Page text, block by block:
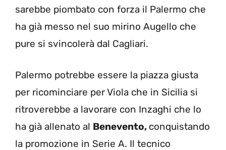
sarebbe piombato con forza il Palermo che
ha già messo nel suo mirino Augello che
pure si svincolerà dal Cagliari.
Palermo potrebbe essere la piazza giusta
per ricominciare per Viola che in Sicilia si
ritroverebbe a lavorare con Inzaghi che lo
ha già allenato al Benevento, conquistando
la promozione in Serie A. Il tecnico